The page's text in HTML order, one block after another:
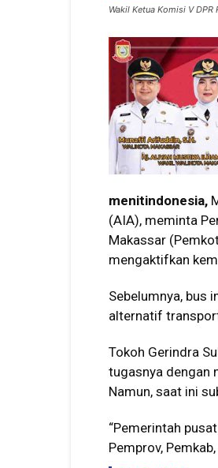
Wakil Ketua Komisi V
menitindonesia,
(AIA), meminta
Makassar
mengaktifkan
Sebelumnya, bus
alternatif
Tokoh Gerindra
tugasnya dengan
Namun, saat ini
“Pemerintah
Pemprov,